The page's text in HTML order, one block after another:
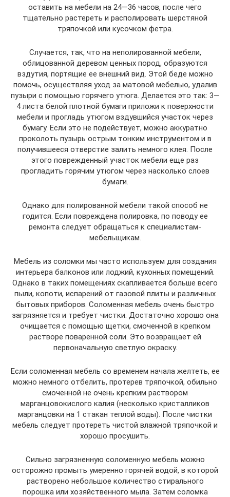
оставить на мебели на 24—36 часов, после чего
тщательно растереть и располировать шерстяной
тряпочкой или кусочком фетра.
Случается, так, что на неполированной мебели,
облицованной деревом ценных пород, образуются
вздутия, портящие ее внешний вид. Этой беде можно
помочь, осуществляя уход за матовой мебелью, удалив
пузыри с помощью горячего утюга. Делается это так: 3—
4 листа белой плотной бумаги приложи к поверхности
мебели и прогладь утюгом вздувшийся участок через
бумагу. Если это не подействует, можно аккуратно
проколоть пузырь острым тонким инструментом и в
получившееся отверстие залить немного клея. После
этого поврежденный участок мебели еще раз
прогладить горячим утюгом через насколько слоев
бумаги.
Однако для полированной мебели такой способ не
годится. Если повреждена полировка, по поводу ее
ремонта следует обращаться к специалистам-
мебельщикам.
Мебель из соломки мы часто используем для создания
интерьера балконов или лоджий, кухонных помещений.
Однако в таких помещениях скапливается больше всего
пыли, копоти, испарений от газовой плиты и различных
бытовых приборов. Соломенная мебель очень быстро
загрязняется и требует чистки. Достаточно хорошо она
очищается с помощью щетки, смоченной в крепком
растворе поваренной соли. Это возвращает ей
первоначальную светлую окраску.
Если соломенная мебель со временем начала желтеть, ее
можно немного отбелить, протерев тряпочкой, обильно
смоченной не очень крепким раствором
марганцовокислого калия (несколько кристалликов
марганцовки на 1 стакан теплой воды). После чистки
мебель следует протереть чистой влажной тряпочкой и
хорошо просушить.
Сильно загрязненную соломенную мебель можно
осторожно промыть умеренно горячей водой, в которой
растворено небольшое количество стирального
порошка или хозяйственного мыла. Затем соломка